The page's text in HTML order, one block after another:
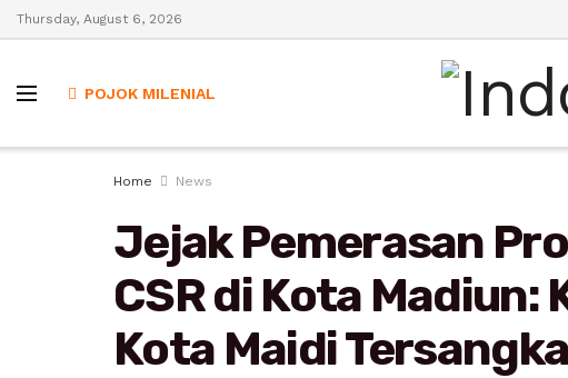
Thursday, August 6, 2026
POJOK MILENIAL
Home News
Jejak Pemerasan
CSR di Kota Madiun:
Kota Maidi Tersangka